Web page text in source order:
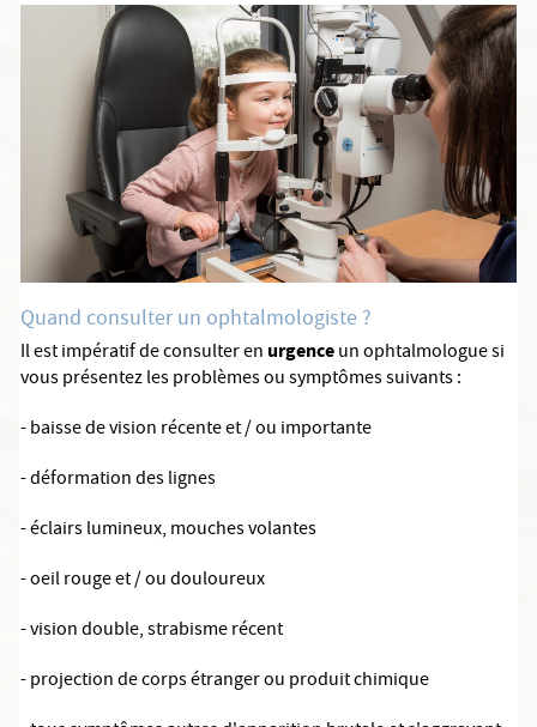
Quand consulter un ophtalmologiste ?
Il est impératif de consulter en urgenceun ophtalmologue si
vous présentez les problèmes ou symptômes suivants :
- baisse de vision récente et / ou importante
- déformation des lignes
- éclairs lumineux, mouches volantes
- oeil rouge et / ou douloureux
- vision double, strabisme récent
- projection de corps étranger ou produit chimique